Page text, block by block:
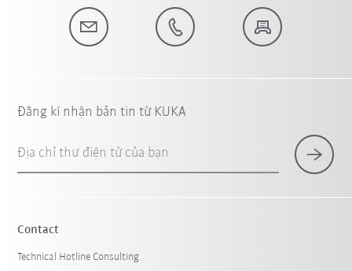
Đăng kí nhận bản tin từ KUKA
Địa chỉ thư điện tử của bạn
Contact
Technical Hotline Consulting